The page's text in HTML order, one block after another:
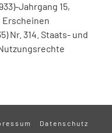
Jahrgang 15,
Erscheinen
Nr. 314. Staats- und
Datenschutz